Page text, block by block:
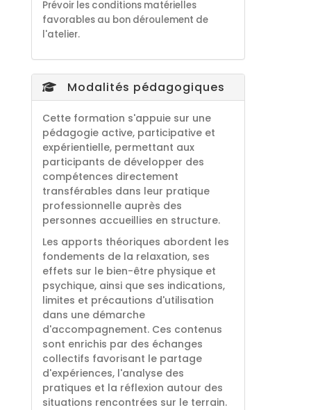
Prévoir les conditions matérielles
favorables au bon déroulement de
l'atelier.
Modalités pédagogiques
Cette formation s'appuie sur une
pédagogie active, participative et
expérientielle, permettant aux
participants de développer des
compétences directement
transférables dans leur pratique
professionnelle auprès des
personnes accueillies en structure.
Les apports théoriques abordent les
fondements de la relaxation, ses
effets sur le bien-être physique et
psychique, ainsi que ses indications,
limites et précautions d'utilisation
dans une démarche
d'accompagnement. Ces contenus
sont enrichis par des échanges
collectifs favorisant le partage
d'expériences, l'analyse des
pratiques et la réflexion autour des
situations rencontrées sur le terrain.